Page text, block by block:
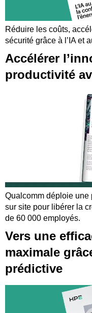
Réduire les coûts,
sécurité grâce à l’IA et
Accélérer
productivité
Qualcomm déploie une
sur site pour libérer la
de 60 000 employés.
Vers une
maximale
prédictive